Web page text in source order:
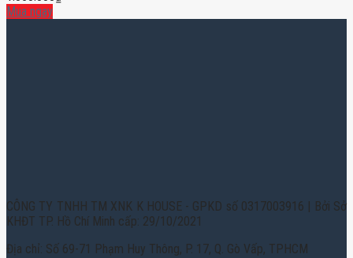
Mua ngay
CÔNG TY TNHH TM XNK K HOUSE - GPKD số 0317003916 | Bởi Sở
KHĐT TP. Hồ Chí Minh cấp: 29/10/2021
Địa chỉ: Số 69-71 Phạm Huy Thông, P. 17, Q. Gò Vấp, TPHCM